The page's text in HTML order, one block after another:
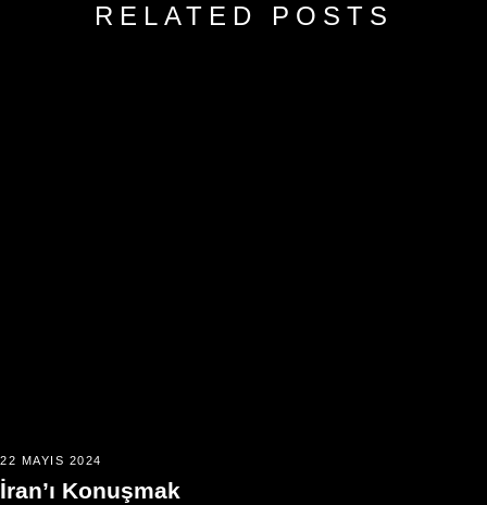
RELATED POSTS
22 MAYIS 2024
İran’ı Konuşmak